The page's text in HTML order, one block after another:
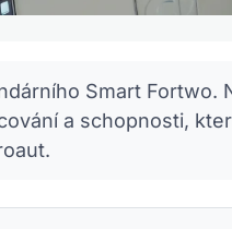
Smart Fortwo.
a schopnosti,